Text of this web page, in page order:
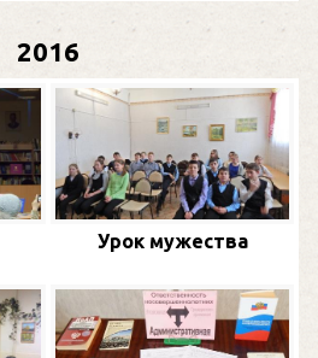
2016
Урок мужества